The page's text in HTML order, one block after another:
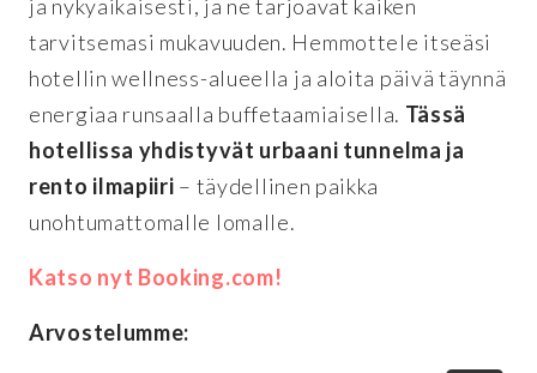
ja nykyaikaisesti, ja ne tarjoavat kaiken
tarvitsemasi mukavuuden. Hemmottele itseäsi
hotellin wellness-alueella ja aloita päivä täynnä
energiaa runsaalla buffetaamiaisella. Tässä
hotellissa yhdistyvät urbaani tunnelma ja
rento ilmapiiri – täydellinen paikka
unohtumattomalle lomalle.
Katso nyt Booking.com!
Arvostelumme: